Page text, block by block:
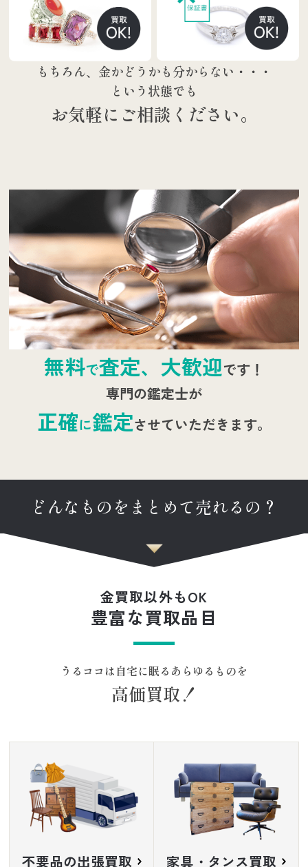
もちろん、金かどうかも分からない・・・
という状態でも
お気軽にご相談ください。
無料で査定、大歓迎です！
専門の鑑定士が
正確に鑑定させていただきます。
どんなものをまとめて売れるの？
金買取以外もOK
豊富な買取品目
うるココは自宅に眠るあらゆるものを
高価買取！
不要品の出張買取 家具・タンス買取